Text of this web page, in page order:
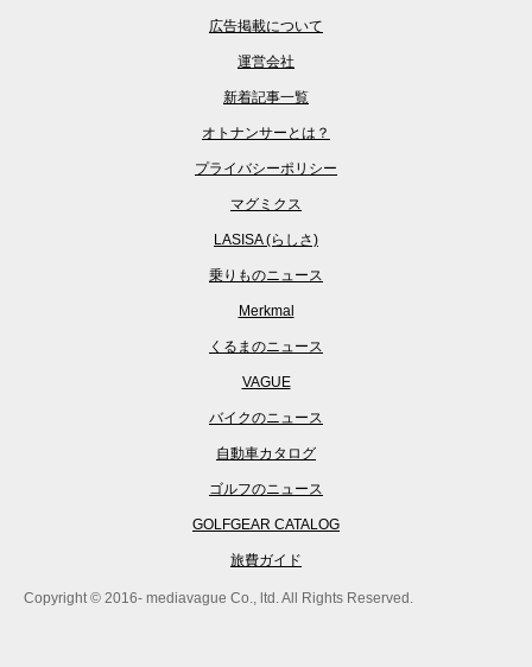
広告掲載について
運営会社
新着記事一覧
オトナンサーとは？
プライバシーポリシー
マグミクス
LASISA (らしさ)
乗りものニュース
Merkmal
くるまのニュース
VAGUE
バイクのニュース
自動車カタログ
ゴルフのニュース
GOLFGEAR CATALOG
旅費ガイド
Copyright © 2016- mediavague Co., ltd. All Rights Reserved.